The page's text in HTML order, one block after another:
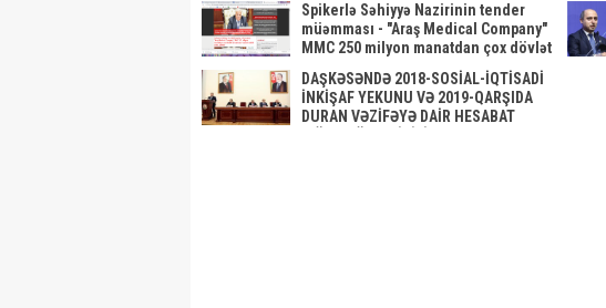
Spikerlə Səhiyyə Nazirinin tender
müəmması - "Araş Medical Company"
MMC 250 milyon manatdan çox dövlət
satınalmalarına necə sahib
çıxıb...SİYAHI
DAŞKƏSƏNDƏ 2018-SOSİAL-İQTİSADİ
İNKİŞAF YEKUNU VƏ 2019-QARŞIDA
DURAN VƏZİFƏYƏ DAİR HESABAT